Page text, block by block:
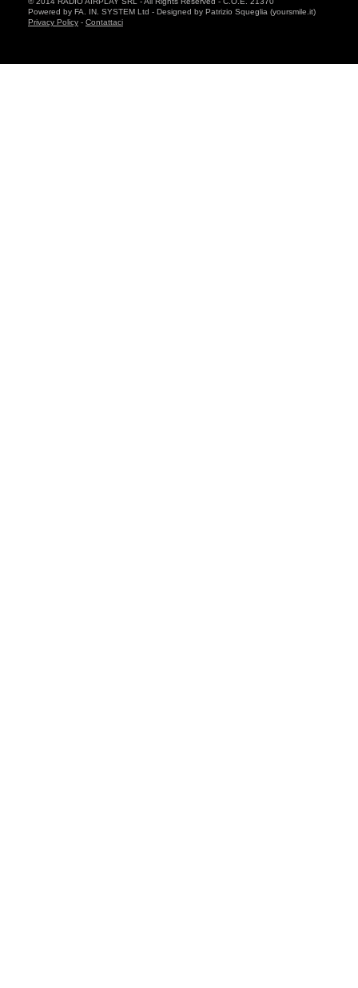
Powered by FA. IN. SYSTEM Ltd - Designed by Patrizio Squeglia (yoursmile.it)
Privacy Policy - Contattaci